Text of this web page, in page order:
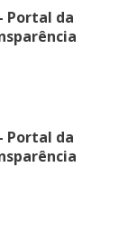
Portal da
Portal da